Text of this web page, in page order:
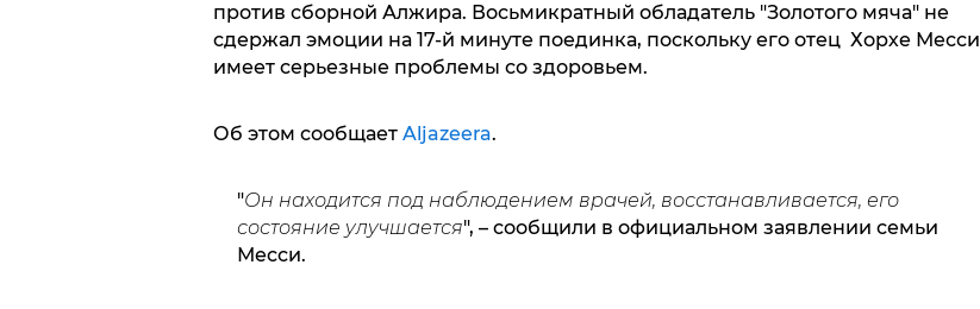
против сборной Алжира. Восьмикратный обладатель "Золотого мяча" не
сдержал эмоции на 17-й минуте поединка, поскольку его отец Хорхе Месси
имеет серьезные проблемы со здоровьем.
Об этом сообщает Aljazeera.
"Он находится под наблюдением врачей, восстанавливается, его
состояние улучшается", – сообщили в официальном заявлении семьи
Месси.